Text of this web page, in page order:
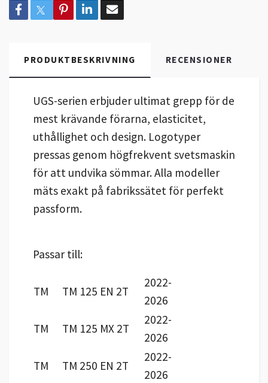
PRODUKTBESKRIVNING RECENSIONER
UGS-serien erbjuder ultimat grepp för de
mest krävande förarna, elasticitet,
uthållighet och design. Logotyper
pressas genom högfrekvent svetsmaskin
för att undvika sömmar. Alla modeller
mäts exakt på fabrikssätet för perfekt
passform.
Passar till:
TM TM 125 EN 2T
2022-
2026
TM
TM 125 MX 2T
2022-
2026
TM
TM 250 EN 2T
2022-
2026